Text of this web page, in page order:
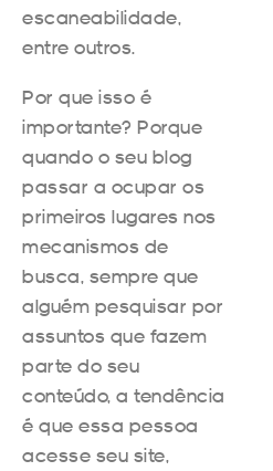
escaneabilidade,
entre outros.
Por que isso é
importante? Porque
quando o seu blog
passar a ocupar os
primeiros lugares nos
mecanismos de
busca, sempre que
alguém pesquisar por
assuntos que fazem
parte do seu
conteúdo, a tendência
é que essa pessoa
acesse seu site,